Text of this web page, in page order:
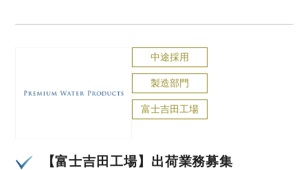
中途採用
製造部門
富士吉田工場
【富士吉田工場】出荷業務募集